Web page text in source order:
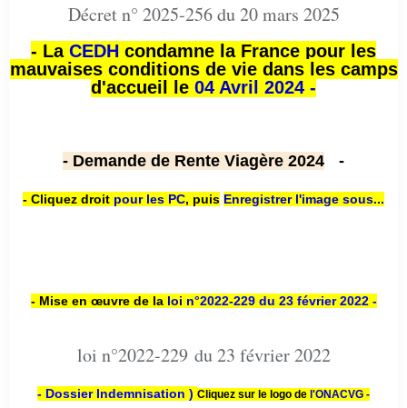
Décret n° 2025-256 du 20 mars 2025
- La CEDH condamne la France pour les
mauvaises conditions de vie dans les camps
d'accueil le 04 Avril 2024 -
- Demande de Rente Viagère 2024 -
- Cliquez droit pour les PC, puis Enregistrer l'image sous...
- Mise en œuvre de la loi n°2022-229 du 23 février 2022 -
loi n°2022-229 du 23 février 2022
- Dossier Indemnisation ) Cliquez sur le logo de l'ONACVG -